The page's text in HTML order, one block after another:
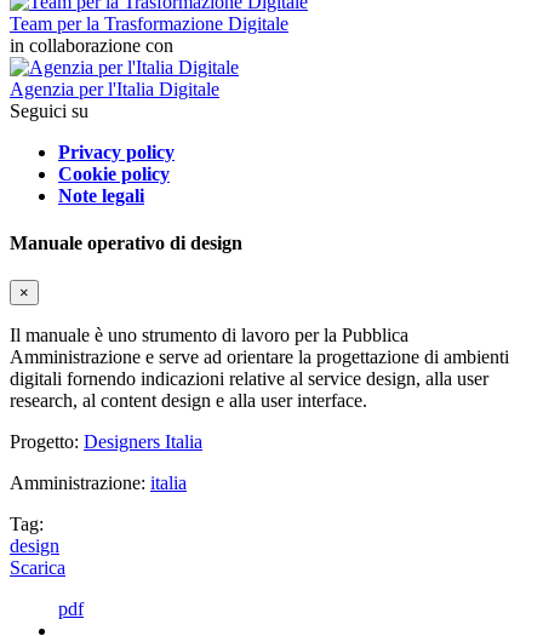
Team per la Trasformazione Digitale
in collaborazione con
Agenzia per l'Italia Digitale
Seguici su
Privacy policy
Cookie policy
Note legali
Manuale operativo di design
×
Il manuale è uno strumento di lavoro per la Pubblica
Amministrazione e serve ad orientare la progettazione di ambienti
digitali fornendo indicazioni relative al service design, alla user
research, al content design e alla user interface.
Progetto: Designers Italia
Amministrazione: italia
Tag:
design
Scarica
pdf